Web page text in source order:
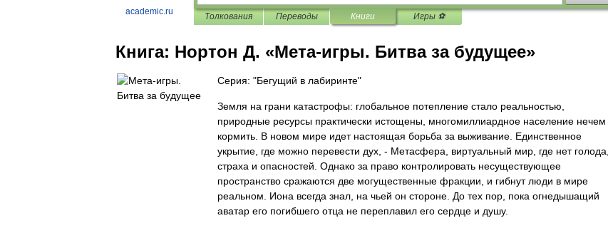
academic.ru Толкования Переводы Книги Игры ⚽
Книга: Нортон Д. «Мета-игры. Битва за будущее»
Серия: "Бегущий в лабиринте"
Земля на грани катастрофы: глобальное потепление стало реальностью,
природные ресурсы практически истощены, многомиллиардное население нечем
кормить. В новом мире идет настоящая борьба за выживание. Единственное
укрытие, где можно перевести дух, - Метасфера, виртуальный мир, где нет голода,
страха и опасностей. Однако за право контролировать несуществующее
пространство сражаются две могущественные фракции, и гибнут люди в мире
реальном. Иона всегда знал, на чьей он стороне. До тех пор, пока огнедышащий
аватар его погибшего отца не переплавил его сердце и душу.